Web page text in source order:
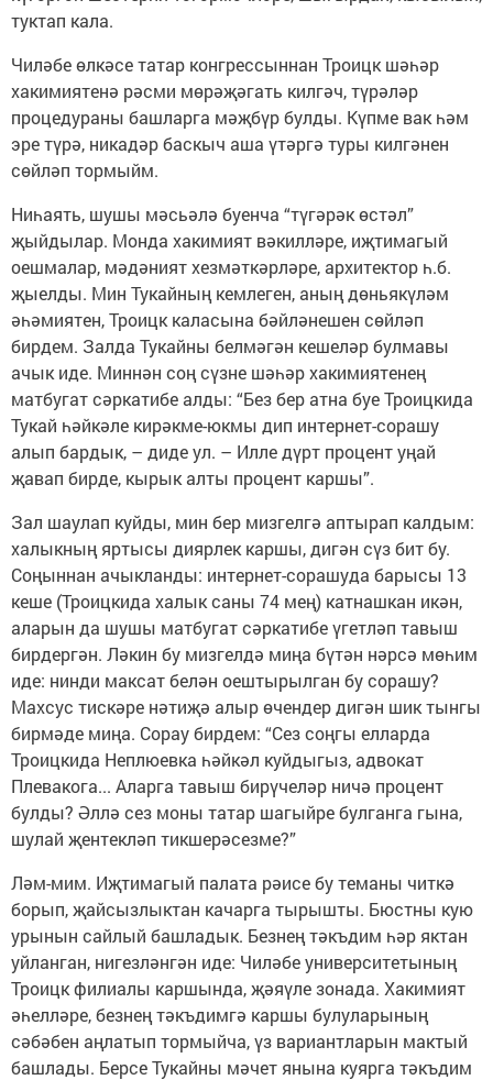
туктап кала.
Чиләбе өлкәсе татар конгрессыннан Троицк шәһәр
хакимиятенә рәсми мөрәҗәгать килгәч, түрәләр
процедураны башларга мәҗбүр булды. Күпме вак һәм
эре түрә, никадәр баскыч аша үтәргә туры килгәнен
сөйләп тормыйм.
Ниһаять, шушы мәсьәлә буенча “түгәрәк өстәл”
җыйдылар. Монда хакимият вәкилләре, иҗтимагый
оешмалар, мәдәният хезмәткәрләре, архитектор һ.б.
җыелды. Мин Тукайның кемлеген, аның дөньякүләм
әһәмиятен, Троицк каласына бәйләнешен сөйләп
бирдем. Залда Тукайны белмәгән кешеләр булмавы
ачык иде. Миннән соң сүзне шәһәр хакимиятенең
матбугат сәркатибе алды: “Без бер атна буе Троицкида
Тукай һәйкәле кирәкме-юкмы дип интернет-сорашу
алып бардык, – диде ул. – Илле дүрт процент уңай
җавап бирде, кырык алты процент каршы”.
Зал шаулап куйды, мин бер мизгелгә аптырап калдым:
халыкның яртысы диярлек каршы, дигән сүз бит бу.
Соңыннан ачыкланды: интернет-сорашуда барысы 13
кеше (Троицкида халык саны 74 мең) катнашкан икән,
аларын да шушы матбугат сәркатибе үгетләп тавыш
бирдергән. Ләкин бу мизгелдә миңа бүтән нәрсә мөһим
иде: нинди максат белән оештырылган бу сорашу?
Махсус тискәре нәтиҗә алыр өчендер дигән шик тынгы
бирмәде миңа. Сорау бирдем: “Сез соңгы елларда
Троицкида Неплюевка һәйкәл куйдыгыз, адвокат
Плевакога... Аларга тавыш бирүчеләр ничә процент
булды? Әллә сез моны татар шагыйре булганга гына,
шулай җентекләп тикшерәсезме?”
Ләм-мим. Иҗтимагый палата рәисе бу теманы читкә
борып, җайсызлыктан качарга тырышты. Бюстны кую
урынын сайлый башладык. Безнең тәкъдим һәр яктан
уйланган, нигезләнгән иде: Чиләбе университетының
Троицк филиалы каршында, җәяүле зонада. Хакимият
әһелләре, безнең тәкъдимгә каршы булуларының
сәбәбен аңлатып тормыйча, үз вариантларын мактый
башлады. Берсе Тукайны мәчет янына куярга тәкъдим